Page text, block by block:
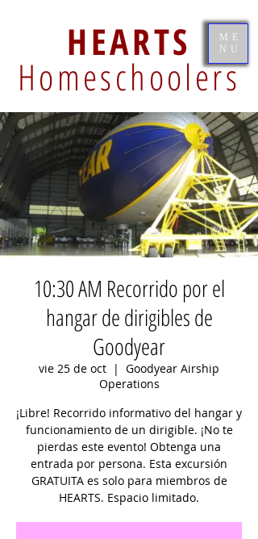
HEARTS
Homeschoolers
ME
NU
10:30 AM Recorrido por el
hangar de dirigibles de
Goodyear
vie 25 de oct
  |
Goodyear Airship
Operations
¡Libre! Recorrido informativo del hangar y
funcionamiento de un dirigible. ¡No te
pierdas este evento! Obtenga una
entrada por persona. Esta excursión
GRATUITA es solo para miembros de
HEARTS. Espacio limitado.